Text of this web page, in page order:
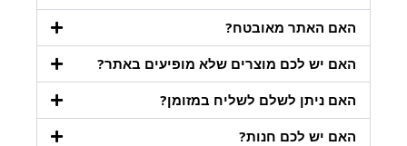
האם האתר מאובטח?
האם יש לכם מוצרים שלא מופיעים באתר?
האם ניתן לשלם לשליח במזומן?
האם יש לכם חנות?